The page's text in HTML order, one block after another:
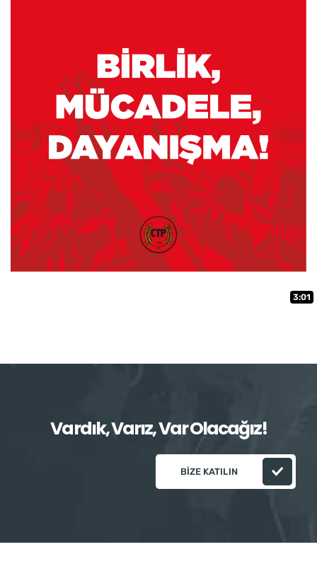
3:01
Vardık, Varız, Var Olacağız!
BIZE KATILIN